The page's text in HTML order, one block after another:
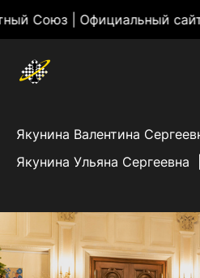
| Официальный сайт |
Якунина Валентина
Якунина Ульяна Сергеевна |